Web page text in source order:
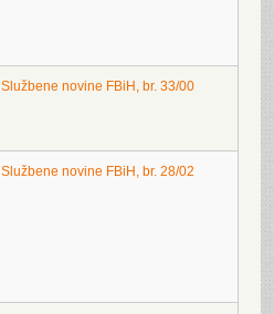
Službene novine FBiH, br. 33/00
Službene novine FBiH, br. 28/02